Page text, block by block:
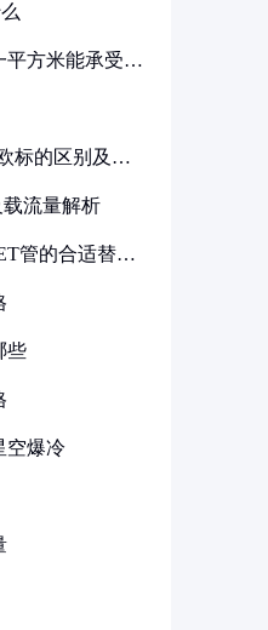
平方米能承受多
标的区别及其
载流量解析
管的合适替代
些
空爆冷